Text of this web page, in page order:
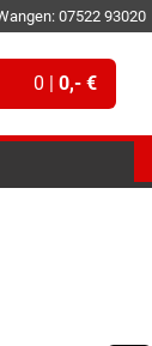
07522 93020
0 | 0,- €